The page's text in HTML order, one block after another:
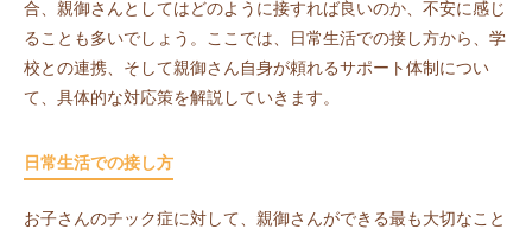
合、親御さんとしてはどのように接すれば良いのか、不安に感じ
ることも多いでしょう。ここでは、日常生活での接し方から、学
校との連携、そして親御さん自身が頼れるサポート体制につい
て、具体的な対応策を解説していきます。
日常生活での接し方
お子さんのチック症に対して、親御さんができる最も大切なこと